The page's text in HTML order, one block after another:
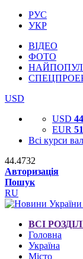
РУС
УКР
ВІДЕО
ФОТО
USD
USD
EUR
Всі курси
44.4732
Авторизація
Пошук
RU
ВСІ
Головна
Україна
Місто